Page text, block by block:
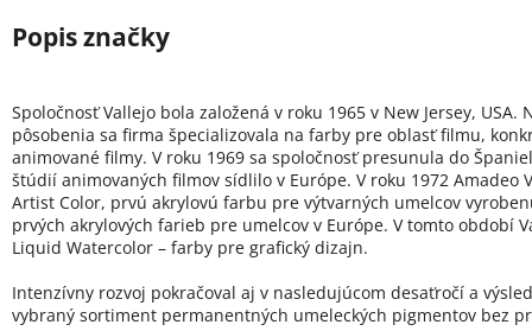
Spoločnosť Vallejo bola založená v roku 1965 v New Jersey, USA.
pôsobenia sa firma špecializovala na farby pre oblasť filmu,
animované filmy. V roku 1969 sa spoločnosť presunula do
štúdií animovaných filmov sídlilo v Európe. V roku 1972 Amadeo
Artist Color, prvú akrylovú farbu pre výtvarných umelcov
prvých akrylových farieb pre umelcov v Európe. V tomto období
Liquid Watercolor – farby pre grafický dizajn.
Intenzívny rozvoj pokračoval aj v nasledujúcom desaťročí a
vybraný sortiment permanentných umeleckých pigmentov bez